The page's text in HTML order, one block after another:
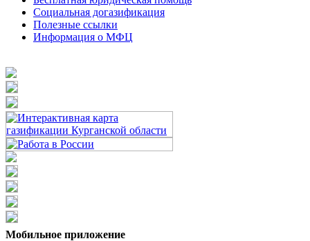
Социальная догазификация
Полезные ссылки
Информация о МФЦ
Мобильное приложение